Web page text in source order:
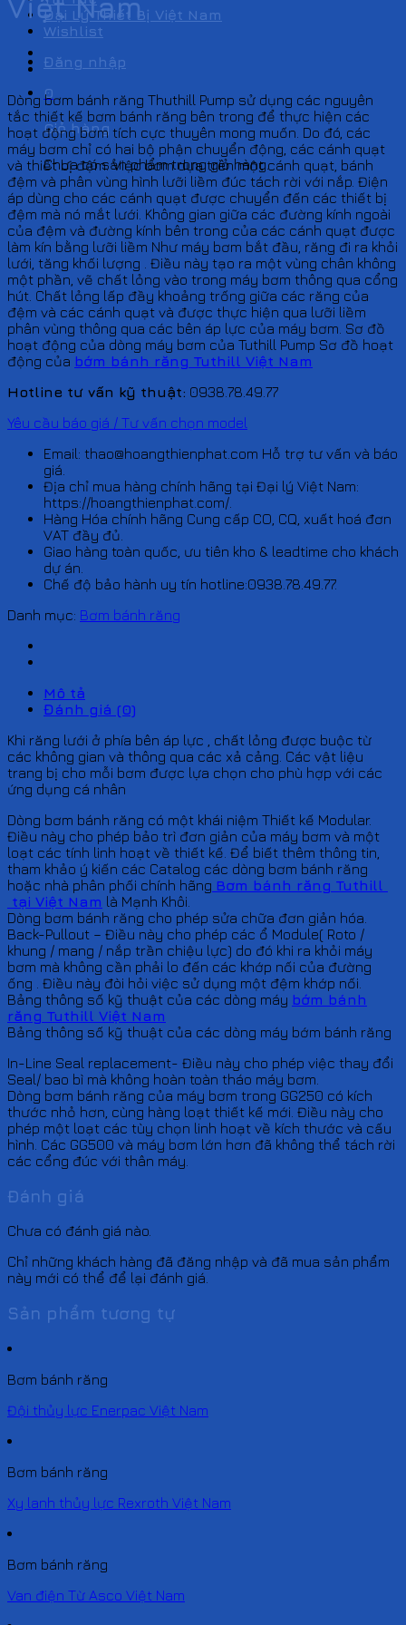
Đại Lý Thiết Bị Việt Nam
Wishlist
Đăng nhập
0
Giỏ hàng
Chưa có sản phẩm trong giỏ hàng.
Việt Nam
Dòng bơm bánh răng Thuthill Pump sử dụng các nguyên
tắc thiết kế bơm bánh răng bên trong để thực hiện các
hoạt động bơm tích cực thuyên mong muốn. Do đó, các
máy bơm chỉ có hai bộ phận chuyển động, các cánh quạt
và thiết bị đệm. Việc bơm dựa trên một cánh quạt, bánh
đệm và phân vùng hình lưỡi liềm đúc tách rời với nắp. Điện
áp dùng cho các cánh quạt được chuyển đến các thiết bị
đệm mà nó mắt lưới. Không gian giữa các đường kính ngoài
của đệm và đường kính bên trong của các cánh quạt được
làm kín bằng lưỡi liềm Như máy bơm bắt đầu, răng đi ra khỏi
lưới, tăng khối lượng . Điều này tạo ra một vùng chân không
một phần, vẽ chất lỏng vào trong máy bơm thông qua cổng
hút. Chất lỏng lấp đầy khoảng trống giữa các răng của
đệm và các cánh quạt và được thực hiện qua lưỡi liềm
phân vùng thông qua các bên áp lực của máy bơm. Sơ đồ
hoạt động của dòng máy bơm của Tuthill Pump Sơ đồ hoạt
động của bớm bánh răng Tuthill Việt Nam
Hotline tư vấn kỹ thuật: 0938.78.49.77
Yêu cầu báo giá / Tư vấn chọn model
Email: thao@hoangthienphat.com Hỗ trợ tư vấn và báo
giá.
Địa chỉ mua hàng chính hãng tại Đại lý Việt Nam:
https://hoangthienphat.com/.
Hàng Hóa chính hãng Cung cấp CO, CQ, xuất hoá đơn
VAT đầy đủ.
Giao hàng toàn quốc, ưu tiên kho & leadtime cho khách
dự án.
Chế độ bảo hành uy tín hotline:0938.78.49.77.
Danh mục: Bơm bánh răng
Mô tả
Đánh giá (0)
Khi răng lưới ở phía bên áp lực , chất lỏng được buộc từ
các không gian và thông qua các xả cảng. Các vật liệu
trang bị cho mỗi bơm được lựa chọn cho phù hợp với các
ứng dụng cá nhân
Dòng bơm bánh răng có một khái niệm Thiết kế Modular.
Điều này cho phép bảo trì đơn giản của máy bơm và một
loạt các tính linh hoạt về thiết kế. Để biết thêm thông tin,
tham khảo ý kiến ​​các Catalog các dòng bơm bánh răng
hoặc nhà phân phối chính hãng Bơm bánh răng Tuthill
tại Việt Nam là Mạnh Khôi.
Dòng bơm bánh răng cho phép sửa chữa đơn giản hóa.
Back-Pullout – Điều này cho phép các ổ Module( Roto /
khung / mang / nắp trần chiệu lực) do đó khi ra khỏi máy
bơm mà không cần phải lo đến các khớp nối của đường
ống . Điều này đòi hỏi việc sử dụng một đệm khớp nối.
Bảng thông số kỹ thuật của các dòng máy bớm bánh
răng Tuthill Việt Nam
Bảng thông số kỹ thuật của các dòng máy bớm bánh răng
In-Line Seal replacement- Điều này cho phép việc thay đổi
Seal/ bao bì mà không hoàn toàn tháo máy bơm.
Dòng bơm bánh răng của máy bơm trong GG250 có kích
thước nhỏ hơn, cùng hàng loạt thiết kế mới. Điều này cho
phép một loạt các tùy chọn linh hoạt về kích thước và cấu
hình. Các GG500 và máy bơm lớn hơn đã không thể tách rời
các cổng đúc với thân máy.
Đánh giá
Chưa có đánh giá nào.
Chỉ những khách hàng đã đăng nhập và đã mua sản phẩm
này mới có thể để lại đánh giá.
Sản phẩm tương tự
Bơm bánh răng
Đội thủy lực Enerpac Việt Nam
Bơm bánh răng
Xy lanh thủy lực Rexroth Việt Nam
Bơm bánh răng
Van điện Từ Asco Việt Nam